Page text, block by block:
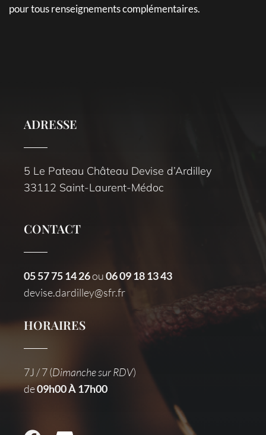
pour tous renseignements complémentaires.
ADRESSE
5 Le Pateau Château Devise d’Ardilley
33112 Saint-Laurent-Médoc
CONTACT
05 57 75 14 26ou06 09 18 13 43
devise.dardilley@sfr.fr
HORAIRES
7J / 7 (Dimanche sur RDV)
de09h00 À 17h00